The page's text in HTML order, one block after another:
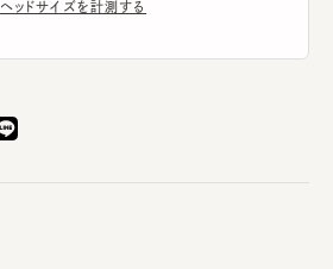
ヘッドサイズを計測する